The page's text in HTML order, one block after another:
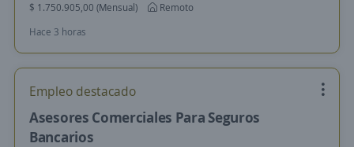
$ 1.750.905,00 (Mensual)
Remoto
Hace 3 horas
Empleo destacado
Asesores Comerciales Para Seguros
Bancarios